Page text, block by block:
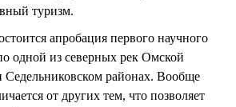
туризм.
апробация первого научного
одной из северных рек Омской
Седельниковском районах. Вообще
от других тем, что позволяет